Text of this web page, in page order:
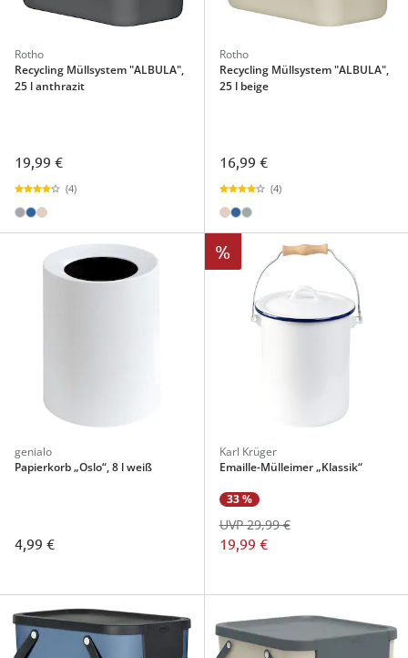
Rotho
Recycling Müllsystem "ALBULA",
25 l anthrazit
19,99 €
(4)
Rotho
Recycling Müllsystem "ALBULA",
25 l beige
16,99 €
(4)
genialo
Papierkorb „Oslo“, 8 l weiß
4,99 €
%
Karl Krüger
Emaille-Mülleimer „Klassik“
33 %
19,99 €
UVP 29,99 €